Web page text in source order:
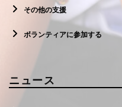
その他の支援
ボランティアに参加する
ニュース